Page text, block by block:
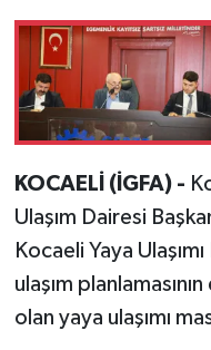
KOCAELİ (İGFA) -
Ulaşım Dairesi
Kocaeli Yaya
ulaşım
olan yaya ulaşımı